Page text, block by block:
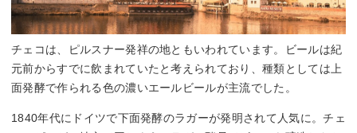
チェコは、ピルスナー発祥の地ともいわれています。ビールは紀
元前からすでに飲まれていたと考えられており、種類としては上
面発酵で作られる色の濃いエールビールが主流でした。
1840年代にドイツで下面発酵のラガーが発明されて人気に。チェ